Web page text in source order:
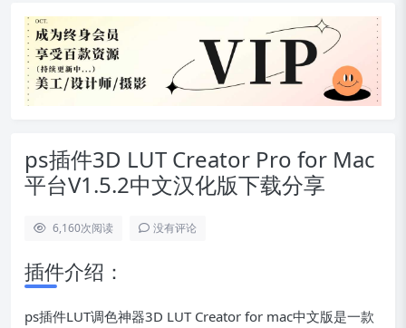
ps插件3D LUT Creator Pro for Mac
平台V1.5.2中文汉化版下载分享
6,160次阅读 没有评论
插件介绍：
ps插件LUT调色神器3D LUT Creator for mac中文版是一款